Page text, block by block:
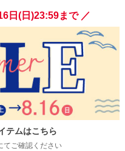
日(日)23:59まで ／
テムはこちら
ご確認ください